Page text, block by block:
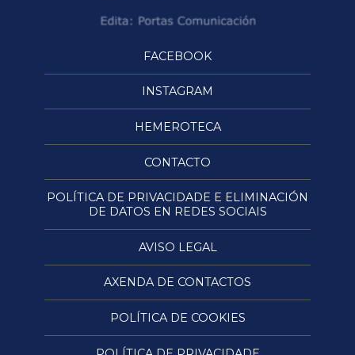
FACEBOOK
INSTAGRAM
HEMEROTECA
CONTACTO
POLÍTICA DE PRIVACIDADE E ELIMINACIÓN
DE DATOS EN REDES SOCIAIS
AVISO LEGAL
AXENDA DE CONTACTOS
POLÍTICA DE COOKIES